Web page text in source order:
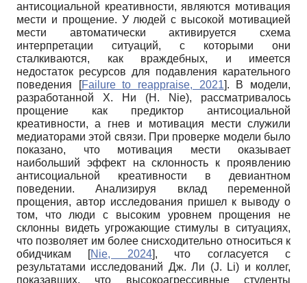
антисоциальной креативности, являются мотивация
мести и прощение. У людей с высокой мотивацией
мести автоматически активируется схема
интерпретации ситуаций, с которыми они
сталкиваются, как враждебных, и имеется
недостаток ресурсов для подавления карательного
поведения
[Failure to reappraise, 2021]. В модели,
разработанной Х. Ни (H. Nie), рассматривалось
прощение как предиктор антисоциальной
креативности, а гнев и мотивация мести служили
медиаторами этой связи. При проверке модели было
показано, что мотивация мести оказывает
наибольший эффект на склонность к проявлению
антисоциальной креативности в девиантном
поведении. Анализируя вклад переменной
прощения, автор исследования пришел к выводу о
том, что люди с высоким уровнем прощения не
склонны видеть угрожающие стимулы в ситуациях,
что позволяет им более снисходительно относиться к
обидчикам [Nie, 2024], что согласуется с
результатами исследований Дж. Ли (J. Li) и коллег,
показавших, что высокоагрессивные студенты